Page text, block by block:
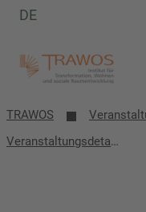
DE
TRAWOS
Veranstaltungsdetails